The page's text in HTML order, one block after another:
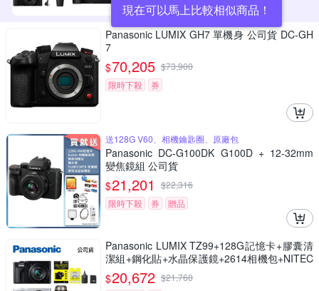
現在可以馬上比較相似商品！
Panasonic LUMIX GH7 單機身 公司貨 DC-GH
7
$70,205 $73,900
限時下殺
券
送128G V60、相機鑰匙圈、原廠包
Panasonic DC-G100DK G100D + 12-32mm
變焦鏡組 公司貨
$21,201 $22,316
限時下殺
券 贈品
Panasonic LUMIX TZ99+128G記憶卡+膠囊清
潔組+鋼化貼+水晶保護鏡+2614相機包+NITEC
ORE BB nano 迷你電動氣吹(公司貨)
$20,672 $21,760